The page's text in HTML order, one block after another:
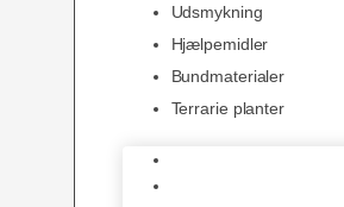
Udsmykning
Hjælpemidler
Bundmaterialer
Terrarie planter